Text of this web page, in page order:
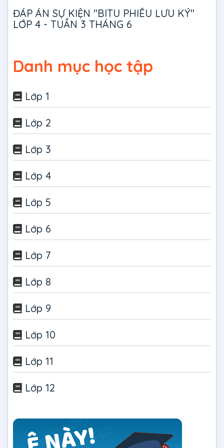
ĐÁP ÁN SỰ KIỆN "BITU PHIÊU LƯU KÝ"
LỚP 4 - TUẦN 3 THÁNG 6
Danh mục học tập
Lớp 1
Lớp 2
Lớp 3
Lớp 4
Lớp 5
Lớp 6
Lớp 7
Lớp 8
Lớp 9
Lớp 10
Lớp 11
Lớp 12